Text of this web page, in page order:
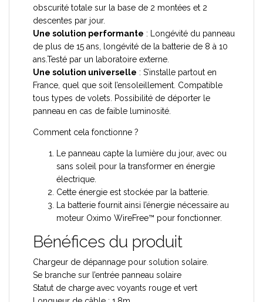
obscurité totale sur la base de 2 montées et 2
descentes par jour.
Une solution performante : Longévité du panneau
de plus de 15 ans, longévité de la batterie de 8 à 10
ans.Testé par un laboratoire externe.
Une solution universelle : S’installe partout en
France, quel que soit l’ensoleillement. Compatible
tous types de volets. Possibilité de déporter le
panneau en cas de faible luminosité.
Comment cela fonctionne ?
Le panneau capte la lumière du jour, avec ou
sans soleil pour la transformer en énergie
électrique.
Cette énergie est stockée par la batterie.
La batterie fournit ainsi l’énergie nécessaire au
moteur Oximo WireFree™ pour fonctionner.
Bénéfices du produit
Chargeur de dépannage pour solution solaire.
Se branche sur l’entrée panneau solaire
Statut de charge avec voyants rouge et vert